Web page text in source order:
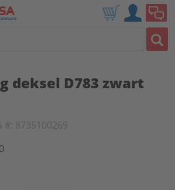
deksel D783 zwart
#: 8735100269